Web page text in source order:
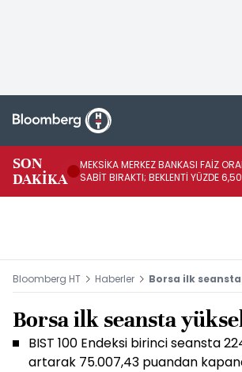
SON
DAKİKA
MEKSİKA MERKEZ BANKASI FAİZ
SABİT BIRAKTI; BEKLENTİ YÜZDE 6,50
Bloomberg HT Haberler Borsa ilk
Borsa ilk seansta
BIST 100 Endeksi birinci seansta
artarak 75.007,43 puandan